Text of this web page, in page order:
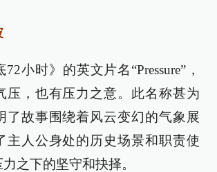
小时》的英文片名“Pressure”，
压，也有压力之意。此名称甚为
了故事围绕着风云变幻的气象展
主人公身处的历史场景和职责使
之下的坚守和抉择。